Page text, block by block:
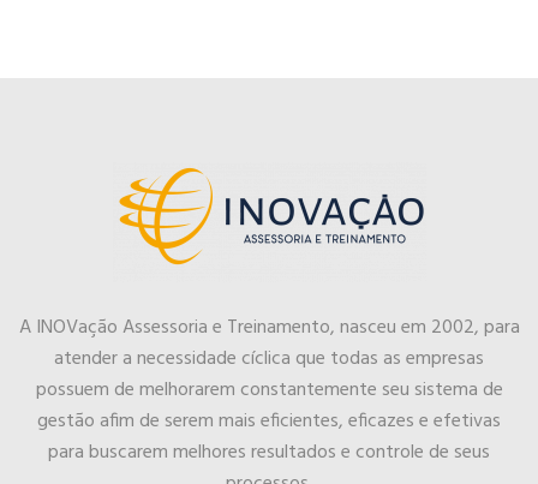
A INOVação Assessoria e Treinamento, nasceu em 2002, para
atender a necessidade cíclica que todas as empresas
possuem de melhorarem constantemente seu sistema de
gestão afim de serem mais eficientes, eficazes e efetivas
para buscarem melhores resultados e controle de seus